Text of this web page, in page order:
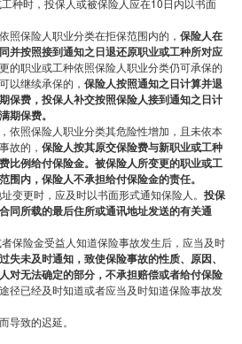
照保险人职业分类在拒保范围内的， 保险人在
并按照接到通知之日退还原职业或工种所对应
的职业或工种依照保险人职业分类仍可承保的
以继续承保的， 保险人按照通知之日计算并退
保费，投保人补交按照保险人接到通知之日计
期保费。
依照保险人职业分类其危险性增加，且未依本
故的， 保险人按其原交保险费与新职业或工种
比例给付保险金。被保险人所变更的职业或工
围内，保险人不承担给付保险金的责任。
变更时，应及时以书面形式通知保险人。 投保
同所载的最后住所或通讯地址发送的有关通
保险金受益人知道保险事故发生后，应当及时
失未及时通知，致使保险事故的性质、原因、
对无法确定的部分，不承担赔偿或者给付保险
径已经及时知道或者应当及时知道保险事故发
导致的迟延。